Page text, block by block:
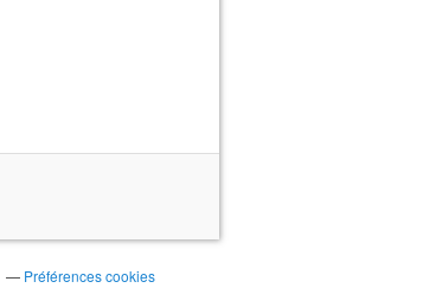
Préférences cookies